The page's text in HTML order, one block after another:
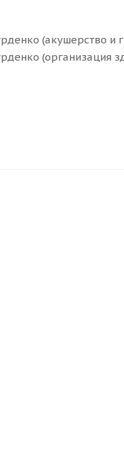
(акушерство и
(организация